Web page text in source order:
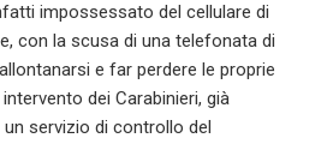
impossessato del cellulare di
con la scusa di una telefonata di
e far perdere le proprie
dei Carabinieri, già
servizio di controllo del